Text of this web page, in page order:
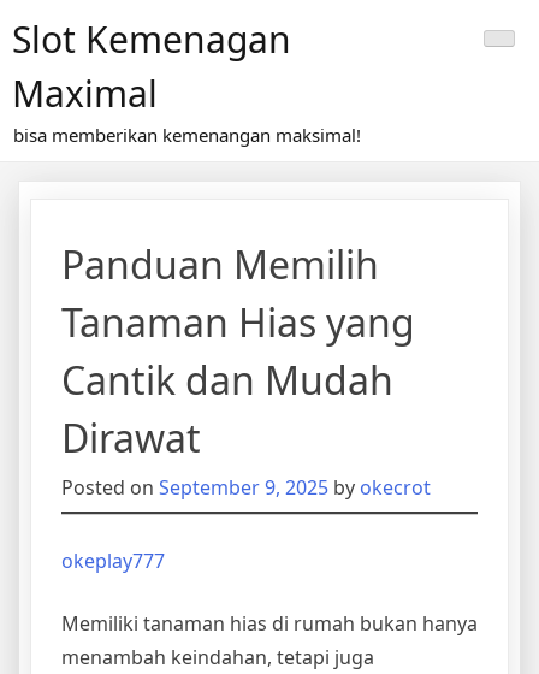
toSlot Kemenagan
Maximal
bisa memberikan kemenangan maksimal!
Panduan Memilih
Tanaman Hias yang
Cantik dan Mudah
Dirawat
Posted on September 9, 2025 by okecrot
okeplay777
Memiliki tanaman hias di rumah bukan hanya
menambah keindahan, tetapi juga